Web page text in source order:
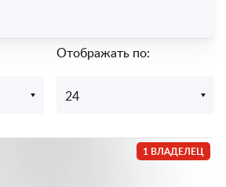
Отображать по:
24
1 ВЛАДЕЛЕЦ